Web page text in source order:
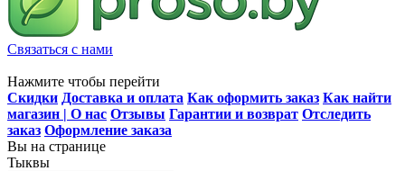
Связаться с нами
Нажмите чтобы перейти
Скидки Доставка и оплата Как оформить заказ Как найти
магазин | О нас Отзывы Гарантии и возврат Отследить
заказ Оформление заказа
Вы на странице
Тыквы